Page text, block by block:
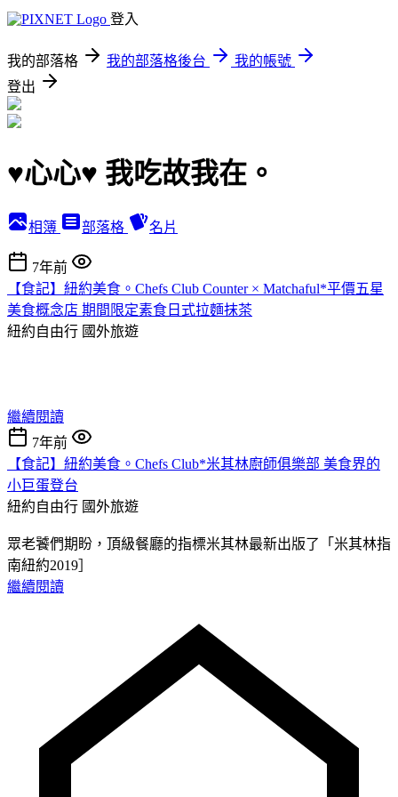
登入
我的部落格 我的部落格後台
我的帳號
登出
♥心心♥ 我吃故我在。
相簿 部落格 名片
7年前
【食記】紐約美食。Chefs Club Counter × Matchaful*平價五星
美食概念店 期間限定素食日式拉麵抹茶
紐約自由行 國外旅遊
繼續閱讀
7年前
【食記】紐約美食。Chefs Club*米其林廚師俱樂部 美食界的
小巨蛋登台
紐約自由行 國外旅遊
眾老饕們期盼，頂級餐廳的指標米其林最新出版了「米其林指
南紐約2019］
繼續閱讀